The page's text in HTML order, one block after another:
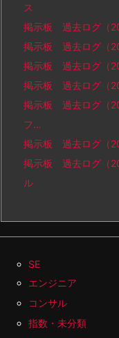
ス
掲示板 過去ログ（
掲示板 過去ログ（
掲示板 過去ログ（
掲示板 過去ログ（
掲示板 過去ログ（
フ…
掲示板 過去ログ（
掲示板 過去ログ（
ル
SE
エンジニア
コンサル
指数・未分類